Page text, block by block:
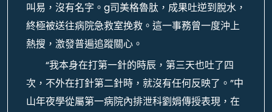
叫易，沒有名字。g司美格魯肽，成果吐逆到脫水，
終極被送往病院急救室挽救。這一事務曾一度沖上
熱搜，激發普遍追蹤關心。
“我本身在打第一針的時辰，第三天也吐了四
次，不外在打針第二針時，就沒有任何反映了。”中
山年夜學從屬第一病院內排泄科劉娟傳授表現，在